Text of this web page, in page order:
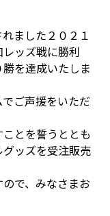
ました２０２１
ッズ戦に勝利
を達成いたしま
ご声援をいただ
とを誓うととも
ッズを受注販売
で、みなさまお